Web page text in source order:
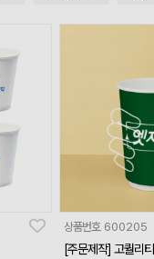
상품번호 600205
[주문제작] 고퀄리